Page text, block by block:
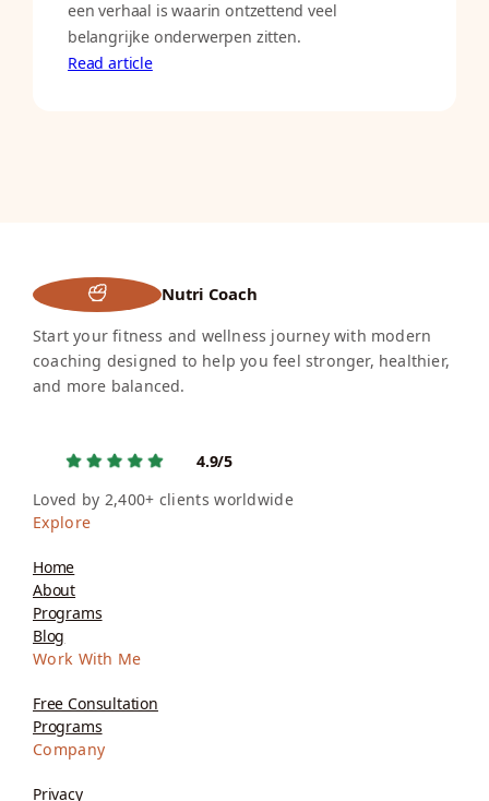
een verhaal is waarin ontzettend veel
belangrijke onderwerpen zitten.
Read article
Nutri Coach
Start your fitness and wellness journey with modern
coaching designed to help you feel stronger, healthier,
and more balanced.
4.9/5
Loved by 2,400+ clients worldwide
Explore
Home
About
Programs
Blog
Work With Me
Free Consultation
Programs
Company
Privacy